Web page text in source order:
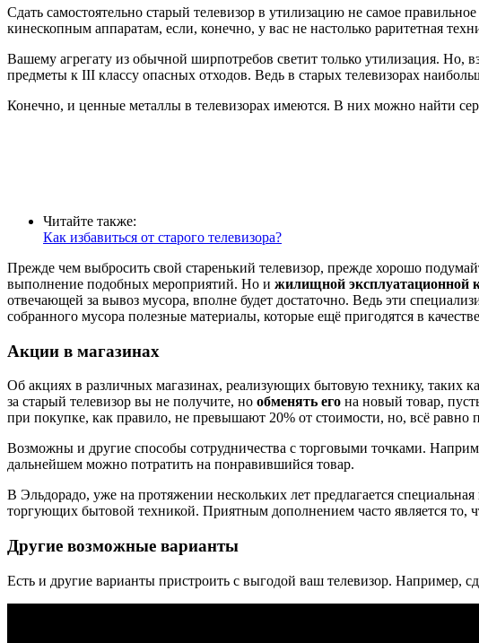
Сдать самостоятельно старый телевизор в утилизацию не самое
кинескопным аппаратам, если, конечно, у вас не настолько раритетная
Вашему агрегату из обычной ширпотребов светит только утилизация. Но,
предметы к III классу опасных отходов. Ведь в старых телевизорах
Конечно, и ценные металлы в телевизорах имеются. В них можно найти
Читайте также:
Как избавиться от старого телевизора?
Прежде чем выбросить свой старенький телевизор, прежде хорошо
выполнение подобных мероприятий. Но и жилищной эксплуатационной
отвечающей за вывоз мусора, вполне будет достаточно. Ведь эти
собранного мусора полезные материалы, которые ещё пригодятся в
Акции в магазинах
Об акциях в различных магазинах, реализующих бытовую технику, таких
за старый телевизор вы не получите, но обменять его на новый товар,
при покупке, как правило, не превышают 20% от стоимости, но, всё равно
Возможны и другие способы сотрудничества с торговыми точками.
дальнейшем можно потратить на понравившийся товар.
В Эльдорадо, уже на протяжении нескольких лет предлагается
торгующих бытовой техникой. Приятным дополнением часто является то,
Другие возможные варианты
Есть и другие варианты пристроить с выгодой ваш телевизор. Например,